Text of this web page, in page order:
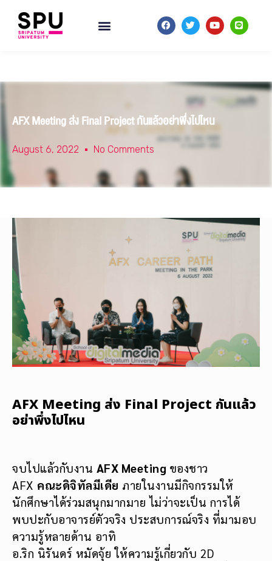
AFX Meeting ส่ง Final Project กันแล้วอย่าพึ่งไปไหน
August 6, 2022 No Comments
AFX Meeting ส่ง Final Project กันแล้ว
อย่าพึ่งไปไหน
จบไปแล้วกับงาน AFX Meeting ของชาว
AFX คณะดิจิทัลมีเดีย ภายในงานมีกิจกรรมให้
นักศึกษาได้ร่วมสนุกมากมาย ไม่ว่าจะเป็น การได้
พบปะกับอาจารย์ตัวจริง ประสบการณ์จริง ที่มามอบ
ความรู้หลายด้าน อาทิ
อ.ริก นิรันดร์ หมัดจุ้ย ให้ความรู้เกี่ยวกับ 2D